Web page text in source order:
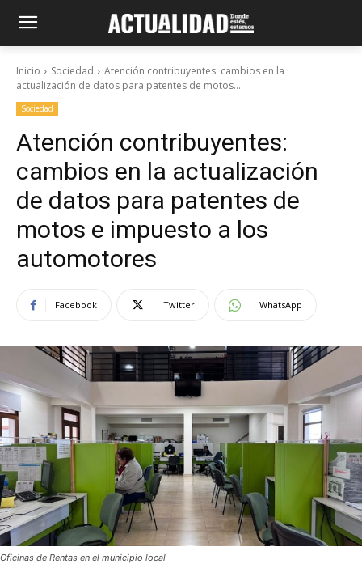
Inicio Sociedad
Atención contribuyentes: cambios en la
actualización de datos para patentes de motos...
Sociedad
Atención contribuyentes:
cambios en la actualización
de datos para patentes de
motos e impuesto a los
automotores
Facebook Twitter WhatsApp
Oficinas de Rentas en el municipio local